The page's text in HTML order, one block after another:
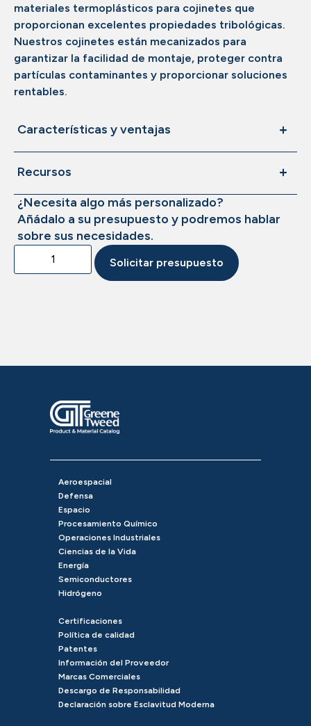
materiales termoplásticos para cojinetes que
proporcionan excelentes propiedades tribológicas.
Nuestros cojinetes están mecanizados para
garantizar la facilidad de montaje, proteger contra
partículas contaminantes y proporcionar soluciones
rentables.
Características y ventajas
Recursos
¿Necesita algo más personalizado?
Añádalo a su presupuesto y podremos hablar
sobre sus necesidades.
Solicitar presupuesto
Aeroespacial
Defensa
Espacio
Procesamiento Químico
Operaciones Industriales
Ciencias de la Vida
Energía
Semiconductores
Hidrógeno
Certificaciones
Política de calidad
Patentes
Información del Proveedor
Marcas Comerciales
Descargo de Responsabilidad
Declaración sobre Esclavitud Moderna